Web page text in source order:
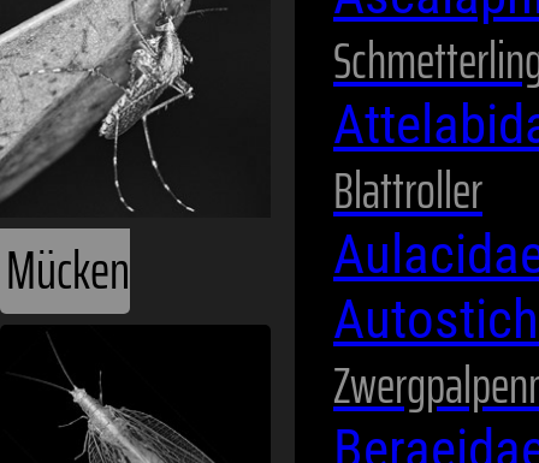
Mücken
Blattroller